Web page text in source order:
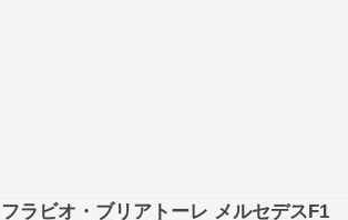
フラビオ・ブリアトーレ メルセデスF1